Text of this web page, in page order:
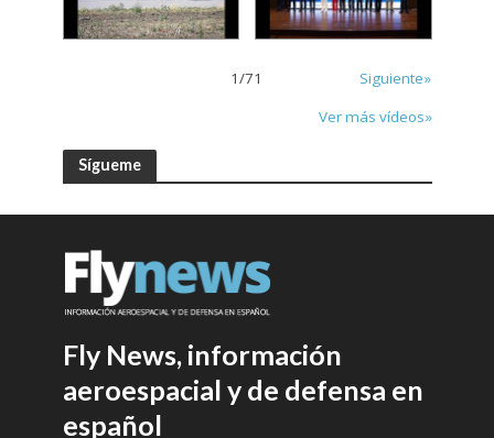
1/71
Siguiente»
Ver más vídeos»
Sígueme
Fly News, información
aeroespacial y de defensa en
español